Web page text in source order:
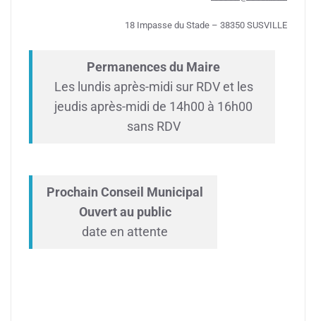
18 Impasse du Stade – 38350 SUSVILLE
Permanences du Maire
Les lundis après-midi sur RDV et les
jeudis après-midi de 14h00 à 16h00
sans RDV
Prochain Conseil Municipal
Ouvert au public
date en attente